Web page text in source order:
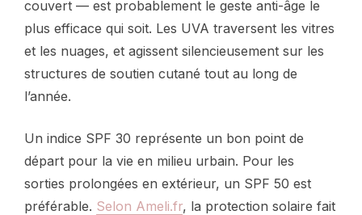
couvert — est probablement le geste anti-âge le
plus efficace qui soit. Les UVA traversent les vitres
et les nuages, et agissent silencieusement sur les
structures de soutien cutané tout au long de
l’année.
Un indice SPF 30 représente un bon point de
départ pour la vie en milieu urbain. Pour les
sorties prolongées en extérieur, un SPF 50 est
préférable. Selon Ameli.fr, la protection solaire fait